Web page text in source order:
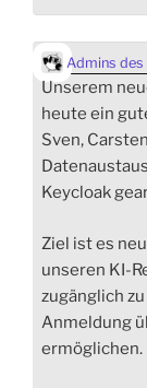
Admins des
Unserem
heute ein
Sven,
Keycloak
Ziel ist es
unseren KI-
zugänglich
Anmeldung
ermöglichen.